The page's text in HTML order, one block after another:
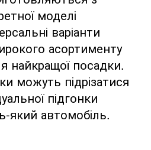
моделі
варіанти
асортименту
найкращої посадки.
можуть підрізатися
підгонки
який автомобіль.